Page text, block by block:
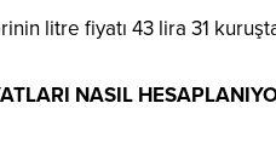
litre fiyatı 43 lira 31
NASIL